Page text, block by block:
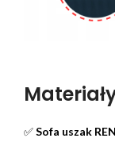
✅Sofa uszak